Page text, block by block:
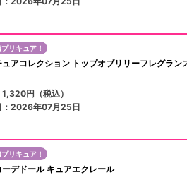
リキュア！
ュアコレクション トップオブリリーフレグラン
円（税込）
：2026年07月25日
リキュア！
ーデドール キュアエクレール